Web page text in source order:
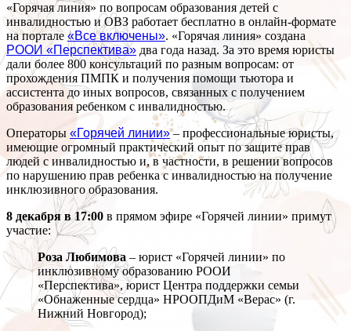
«Горячая линия» по вопросам образования детей с
инвалидностью и ОВЗ работает бесплатно в онлайн-формате
на портале «Все включены». «Горячая линия» создана
РООИ «Перспектива» два года назад. За это время юристы
дали более 800 консультаций по разным вопросам: от
прохождения ПМПК и получения помощи тьютора и
ассистента до иных вопросов, связанных с получением
образования ребенком с инвалидностью.
Операторы «Горячей линии»– профессиональные юристы,
имеющие огромный практический опыт по защите прав
людей с инвалидностью и, в частности, в решении вопросов
по нарушению прав ребенка с инвалидностью на получение
инклюзивного образования.
8 декабря в 17:00 в прямом эфире «Горячей линии» примут
участие:
Роза Любимова – юрист «Горячей линии» по
инклюзивному образованию РООИ
«Перспектива», юрист Центра поддержки семьи
«Обнаженные сердца» НРООПДиМ «Верас» (г.
Нижний Новгород);